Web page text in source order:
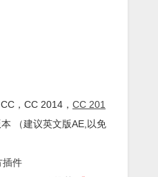
CC ，CC 2014， CC 201
（建议英文版AE,以免
插件